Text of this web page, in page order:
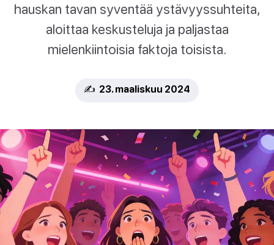
hauskan tavan syventää ystävyyssuhteita,
aloittaa keskusteluja ja paljastaa
mielenkiintoisia faktoja toisista.
✍️ 23. maaliskuu 2024